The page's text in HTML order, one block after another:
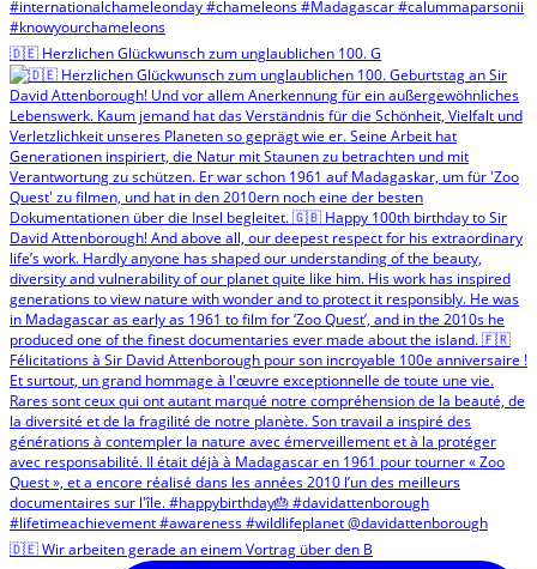
🇩🇪 Herzlichen Glückwunsch zum unglaublichen 100. G
🇩🇪 Wir arbeiten gerade an einem Vortrag über den B